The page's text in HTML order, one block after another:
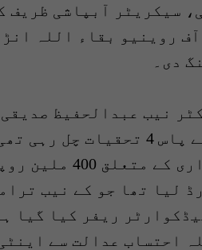
سیکریٹر آبپاشی ظریف
آف روینیو بقاء اللہ
دی۔
نیب عبدالحفیظ
نیب کے پاس 4 تحقیات
خریداری
لیا تھا جو کے نیب
ریفر کیا گیا
احتساب عدالت سے